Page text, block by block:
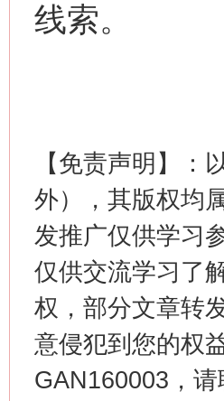
线索。
【免责声明】
外），其版权均
发推广仅供学习
仅供交流学习了
权，部分文章转
意侵犯到您的权
GAN160003，
在谋一域中谋全局